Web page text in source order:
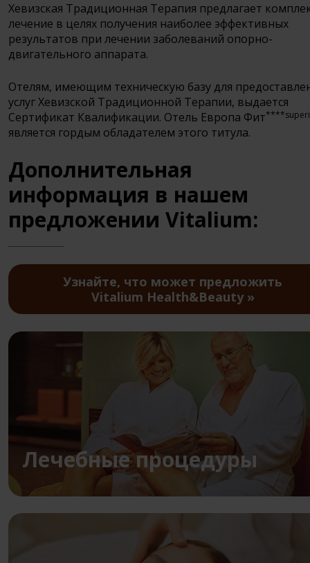
Хевизская Традиционная Терапия предлагает
лечение в целях получения наиболее эффективных
результатов при лечении заболеваний опорно-
двигательного аппарата.
Отелям, имеющим техническую базу для
услуг Хевизской Традиционной Терапии, выдается
Сертификат Квалификации. Отель Европа Фит
является гордым обладателем этого титула.
Дополнительная
информация в нашем
предложении Vitalium:
Узнайте, что может предложить
Vitalium Health&Beauty
Лечебные процедуры